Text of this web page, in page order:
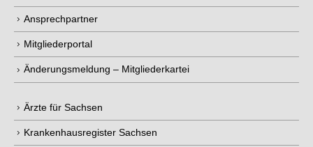
Ansprechpartner
Mitgliederportal
Änderungsmeldung – Mitgliederkartei
Ärzte für Sachsen
Krankenhausregister Sachsen